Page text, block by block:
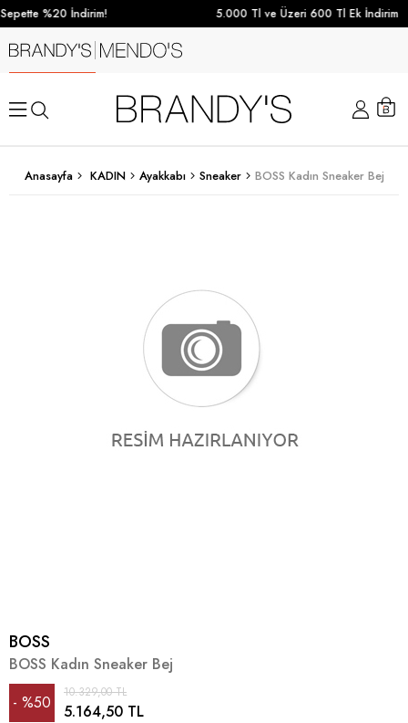
%20 İndirim! 5.000 Tl ve Üzeri 600 Tl Ek İndirim
Anasayfa KADIN Ayakkabı Sneaker BOSS Kadın Sneaker Bej
BOSS
BOSS Kadın Sneaker Bej
%50
10.329,00 TL
5.164,50 TL